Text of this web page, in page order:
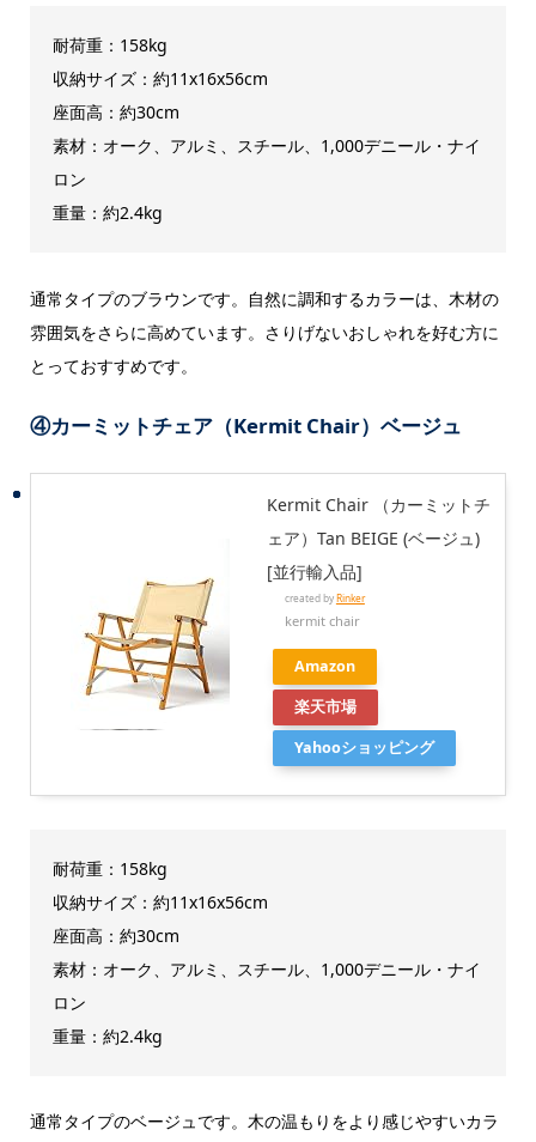
耐荷重：158kg
収納サイズ：約11x16x56cm
座面高：約30cm
素材：オーク、アルミ、スチール、1,000デニール・ナイ
ロン
重量：約2.4kg
通常タイプのブラウンです。自然に調和するカラーは、木材の
雰囲気をさらに高めています。さりげないおしゃれを好む方に
とっておすすめです。
④カーミットチェア（Kermit Chair）ベージュ
Kermit Chair （カーミットチ
ェア）Tan BEIGE (ベージュ)
[並行輸入品]
created byRinker
kermit chair
Amazon
楽天市場
Yahooショッピング
耐荷重：158kg
収納サイズ：約11x16x56cm
座面高：約30cm
素材：オーク、アルミ、スチール、1,000デニール・ナイ
ロン
重量：約2.4kg
通常タイプのベージュです。木の温もりをより感じやすいカラ